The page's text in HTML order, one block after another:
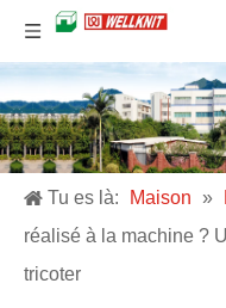
Tu es là: Maison »
réalisé à la machine ?
tricoter